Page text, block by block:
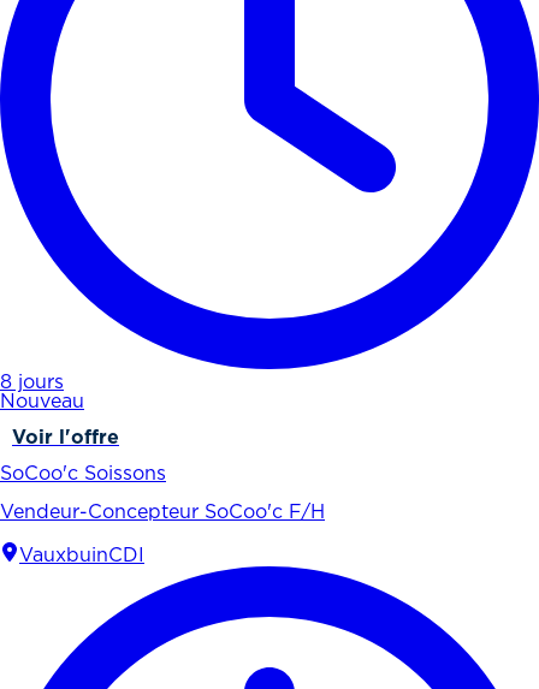
8 jours
Nouveau
Voir l'offre
SoCoo'c Soissons
Vendeur-Concepteur SoCoo'c F/H
VauxbuinCDI